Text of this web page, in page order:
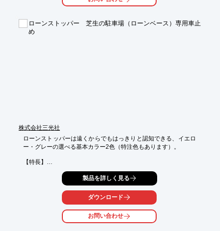
夜にはライトアップによる煌びやかな外観が、往来の人の注目を
【メタルメッシュの特長】
ローンストッパー 芝生の駐車場（ローンベース）専用車止
め
株式会社三光社
ローンストッパーは遠くからでもはっきりと認知できる、イエロ
ー・グレーの選べる基本カラー2色（特注色もあります）。
【特長】
■反射ラミネートの採用により、夜間の視認性も向上。
■軽量のため取り扱いやすく作業性にすぐれています。
※総合カタログ進呈中。詳しくはお問い合わせいただくかPDFを
ダウンロードしてご覧ください。
製品を詳しく見る
ダウンロード
お問い合わせ